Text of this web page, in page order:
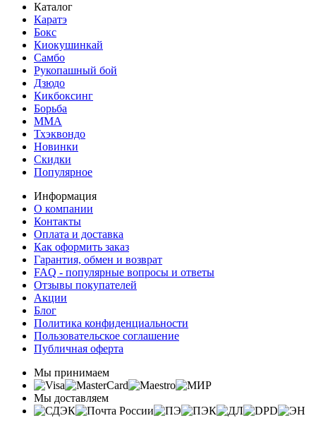
Каталог
Каратэ
Бокс
Киокушинкай
Самбо
Рукопашный бой
Дзюдо
Кикбоксинг
Борьба
MMA
Тхэквондо
Новинки
Скидки
Популярное
Информация
О компании
Контакты
Оплата и доставка
Как оформить заказ
Гарантия, обмен и возврат
FAQ - популярные вопросы и ответы
Отзывы покупателей
Акции
Блог
Политика конфиденциальности
Пользовательское соглашение
Публичная оферта
Мы принимаем
Мы доставляем